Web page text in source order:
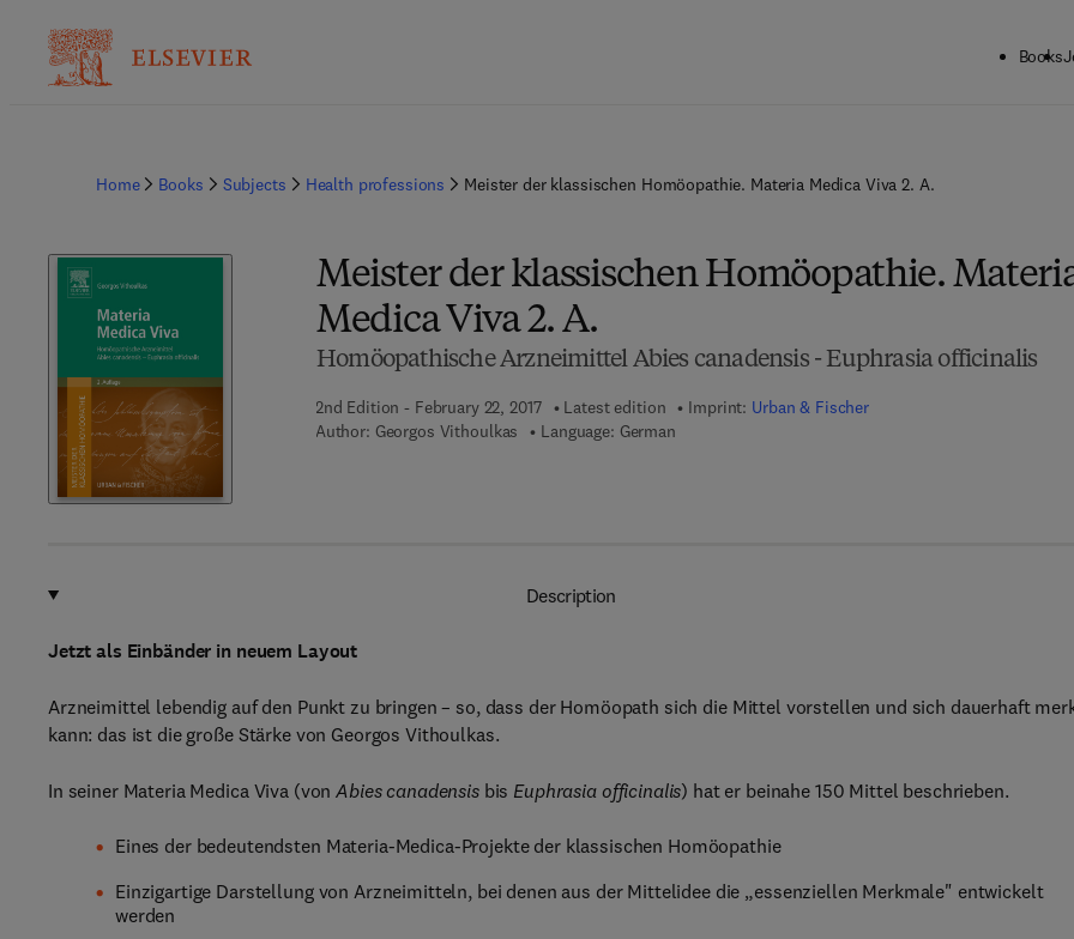
Books
Home Books Subjects Health professions Meister der klassischen Homöopathie. Materia Medica Viva 2. A.
Meister der klassischen Homöopathie.
Medica Viva 2. A.
Homöopathische Arzneimittel Abies canadensis - Euphrasia officinalis
2nd Edition - February 22, 2017 Latest edition Imprint: Urban & Fischer
Author: Georgos Vithoulkas Language: German
Description
Jetzt als Einbänder in neuem Layout
Arzneimittel lebendig auf den Punkt zu bringen – so, dass der Homöopath sich die Mittel vorstellen und sich dauerhaft
kann: das ist die große Stärke von Georgos Vithoulkas.
In seiner Materia Medica Viva (vonAbies canadensisbis Euphrasia officinalis) hat er beinahe 150 Mittel beschrieben.
Eines der bedeutendsten Materia-Medica-Projekte der klassischen Homöopathie
Einzigartige Darstellung von Arzneimitteln, bei denen aus der Mittelidee die „essenziellen Merkmale" entwickelt
werden